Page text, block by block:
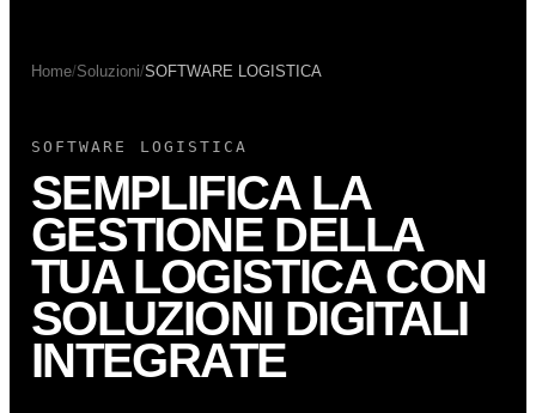
Home/Soluzioni/SOFTWARE LOGISTICA
SOFTWARE LOGISTICA
SEMPLIFICA LA
GESTIONE DELLA
TUA LOGISTICA CON
SOLUZIONI DIGITALI
INTEGRATE